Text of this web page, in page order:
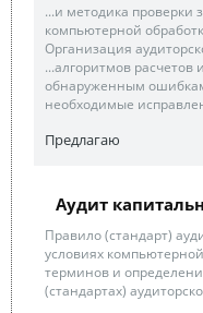
...и методика проверки
компьютерной
Организация
...алгоритмов
обнаруженным ошибкам
необходимые
Предлагаю
Аудит
Правило (стандарт)
условиях
терминов и
(стандартах)